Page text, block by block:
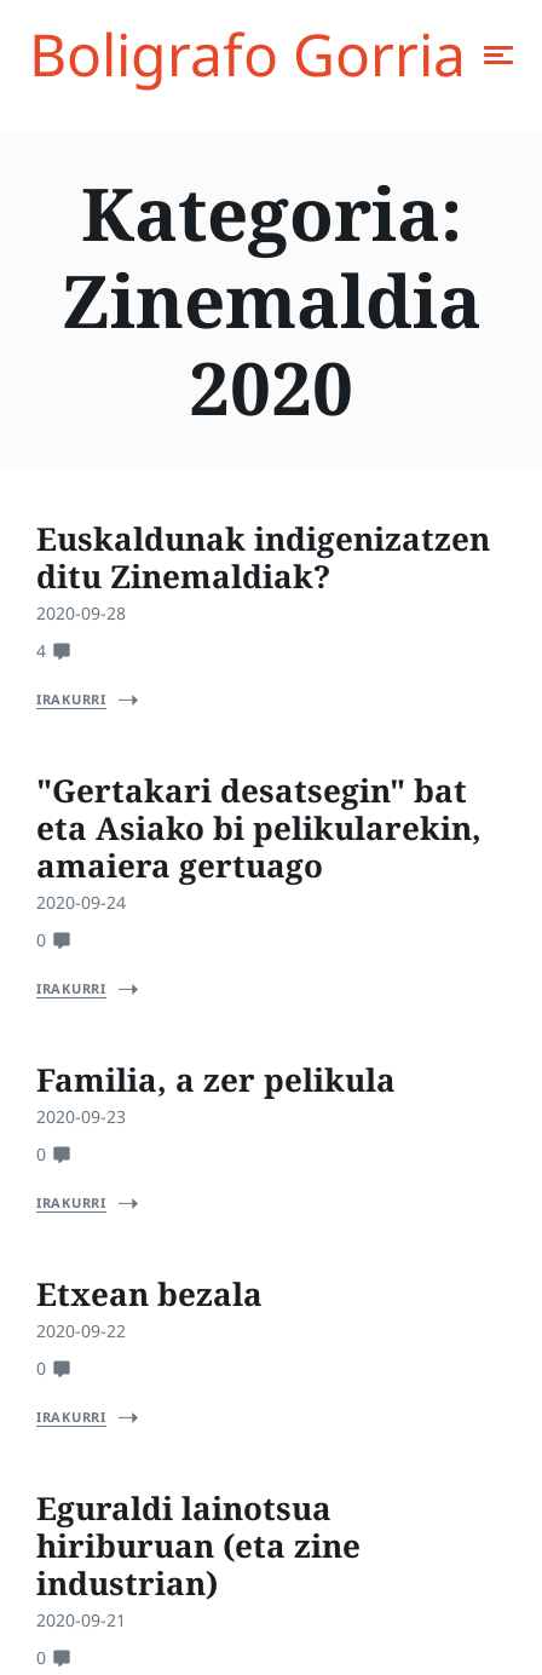
Boligrafo Gorria
Kategoria:
Zinemaldia
2020
Euskaldunak indigenizatzen
ditu Zinemaldiak?
2020-09-28
4
IRAKURRI
"Gertakari desatsegin" bat
eta Asiako bi pelikularekin,
amaiera gertuago
2020-09-24
0
IRAKURRI
Familia, a zer pelikula
2020-09-23
0
IRAKURRI
Etxean bezala
2020-09-22
0
IRAKURRI
Eguraldi lainotsua
hiriburuan (eta zine
industrian)
2020-09-21
0